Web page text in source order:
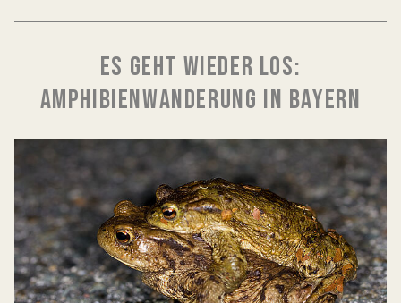
ES GEHT WIEDER LOS:
AMPHIBIENWANDERUNG IN BAYERN